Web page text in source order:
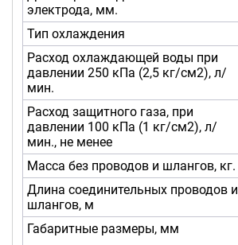
электрода, мм.
Тип охлаждения
Расход охлаждающей воды при
давлении 250 кПа (2,5 кг/см2), л/
мин.
Расход защитного газа, при
давлении 100 кПа (1 кг/см2), л/
мин., не менее
Масса без проводов и шлангов, кг.
Длина соединительных проводов и
шлангов, м
Габаритные размеры, мм